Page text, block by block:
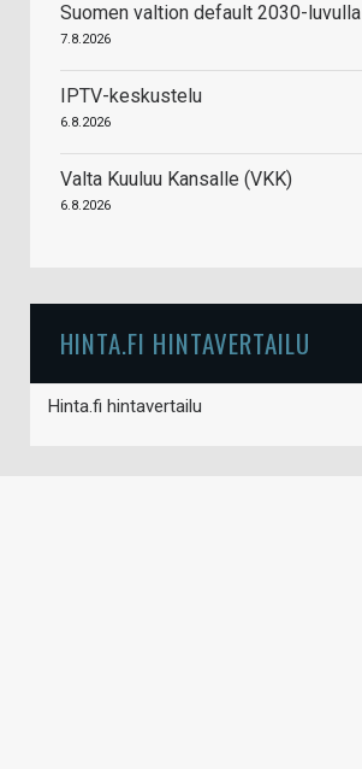
Suomen valtion default 2030-luvulla
7.8.2026
IPTV-keskustelu
6.8.2026
Valta Kuuluu Kansalle (VKK)
6.8.2026
HINTA.FI HINTAVERTAILU
Hinta.fi hintavertailu